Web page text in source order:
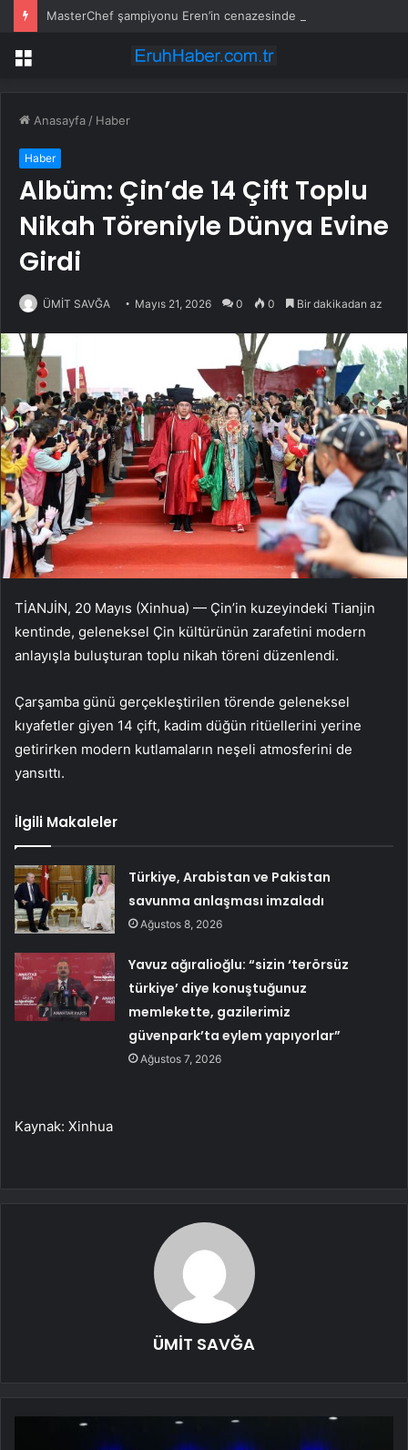
Menü
Anasayfa / Haber
Haber
Albüm: Çin’de 14 Çift Toplu
Nikah Töreniyle Dünya Evine
Girdi
ÜMİT SAVĞA Mayıs 21, 2026 0 0 Bir dakikadan az
TİANJİN, 20 Mayıs (Xinhua) — Çin’in kuzeyindeki Tianjin
kentinde, geleneksel Çin kültürünün zarafetini modern
anlayışla buluşturan toplu nikah töreni düzenlendi.
Çarşamba günü gerçekleştirilen törende geleneksel
kıyafetler giyen 14 çift, kadim düğün ritüellerini yerine
getirirken modern kutlamaların neşeli atmosferini de
yansıttı.
İlgili Makaleler
Türkiye, Arabistan ve Pakistan
savunma anlaşması imzaladı
Ağustos 8, 2026
Yavuz ağıralioğlu: “sizin ‘terörsüz
türkiye’ diye konuştuğunuz
memlekette, gazilerimiz
güvenpark’ta eylem yapıyorlar”
Ağustos 7, 2026
Kaynak: Xinhua
ÜMİT SAVĞA